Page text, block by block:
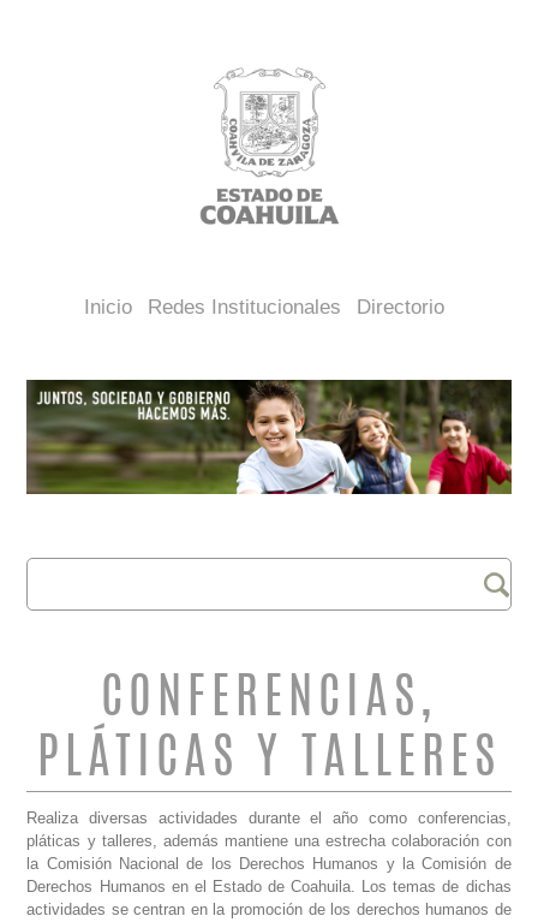
Inicio Redes Institucionales Directorio
FORMULARIO DE
BÚSQUEDA
Buscar
CONFERENCIAS,
PLÁTICAS Y TALLERES
Realiza diversas actividades durante el año como conferencias,
pláticas y talleres, además mantiene una estrecha colaboración con
la Comisión Nacional de los Derechos Humanos y la Comisión de
Derechos Humanos en el Estado de Coahuila. Los temas de dichas
actividades se centran en la promoción de los derechos humanos de